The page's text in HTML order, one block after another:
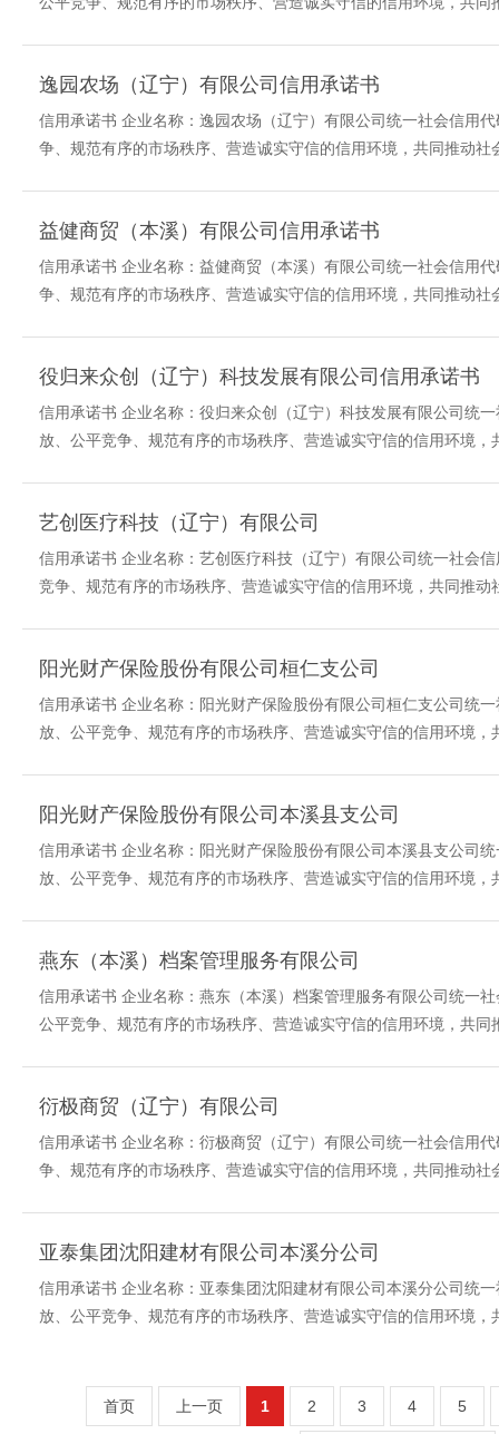
逸园农场（辽宁）有限公司信用承诺书
信用承诺书 企业名称：逸园农场（辽宁）有限公司统一社会信用
争、规范有序的市场秩序、营造诚实守信的信用环境，共同推动
益健商贸（本溪）有限公司信用承诺书
信用承诺书 企业名称：益健商贸（本溪）有限公司统一社会信用
争、规范有序的市场秩序、营造诚实守信的信用环境，共同推动
役归来众创（辽宁）科技发展有限公司信用承诺书
信用承诺书 企业名称：役归来众创（辽宁）科技发展有限公司统
放、公平竞争、规范有序的市场秩序、营造诚实守信的信用环境
艺创医疗科技（辽宁）有限公司
信用承诺书 企业名称：艺创医疗科技（辽宁）有限公司统一社会
竞争、规范有序的市场秩序、营造诚实守信的信用环境，共同推
阳光财产保险股份有限公司桓仁支公司
信用承诺书 企业名称：阳光财产保险股份有限公司桓仁支公司统
放、公平竞争、规范有序的市场秩序、营造诚实守信的信用环境
阳光财产保险股份有限公司本溪县支公司
信用承诺书 企业名称：阳光财产保险股份有限公司本溪县支公司
放、公平竞争、规范有序的市场秩序、营造诚实守信的信用环境
燕东（本溪）档案管理服务有限公司
信用承诺书 企业名称：燕东（本溪）档案管理服务有限公司统一
公平竞争、规范有序的市场秩序、营造诚实守信的信用环境，共
衍极商贸（辽宁）有限公司
信用承诺书 企业名称：衍极商贸（辽宁）有限公司统一社会信用
争、规范有序的市场秩序、营造诚实守信的信用环境，共同推动
亚泰集团沈阳建材有限公司本溪分公司
信用承诺书 企业名称：亚泰集团沈阳建材有限公司本溪分公司统
放、公平竞争、规范有序的市场秩序、营造诚实守信的信用环境
首页 上一页 1 2 3 4 5